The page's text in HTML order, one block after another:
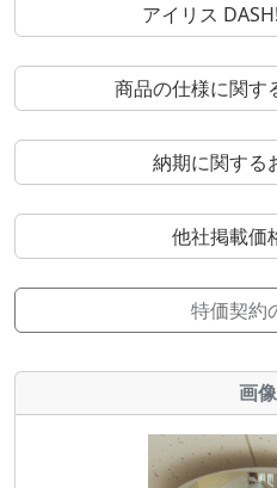
アイリス
商品の仕様に関す
納期に関する
他社掲載価
特価契約
画